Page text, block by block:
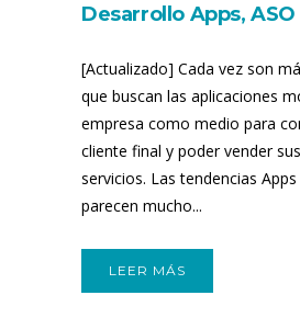
Desarrollo Apps,
[Actualizado] Cada vez son
que buscan las aplicaciones
empresa como medio para
cliente final y poder vender
servicios. Las tendencias
parecen mucho...
LEER MÁS